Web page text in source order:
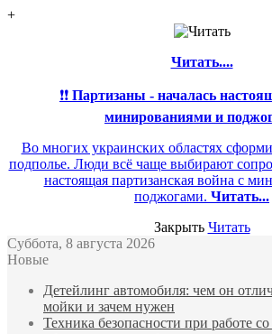
+
Читать....
❗❗ Партизаны - началась
минированиями и
Во многих украинских областях
подполье. Люди всё чаще выбирают
настоящая партизанская война с
поджогами. Читать...
Закрыть Читать
Суббота, 8 августа 2026
Новые
Детейлинг автомобиля: чем он
мойки и зачем нужен
Техника безопасности при работе